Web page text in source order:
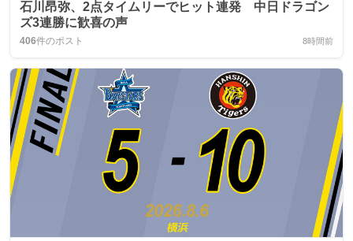
石川昂弥、2点タイムリーでヒット連発 中日ドラゴン
ズ3連勝に歓喜の声
406件のポスト 8時間前